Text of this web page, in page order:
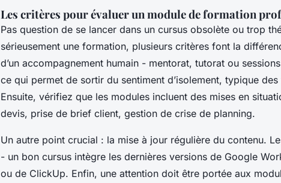
Les critères pour évaluer un module de formation
Pas question de se lancer dans un cursus obsolète ou trop
sérieusement une formation, plusieurs critères font la
d’un accompagnement humain - mentorat, tutorat ou
ce qui permet de sortir du sentiment d’isolement, typique
Ensuite, vérifiez que les modules incluent des mises en
devis, prise de brief client, gestion de crise de planning.
Un autre point crucial : la mise à jour régulière du contenu.
- un bon cursus intègre les dernières versions de Google
ou de ClickUp. Enfin, une attention doit être portée aux